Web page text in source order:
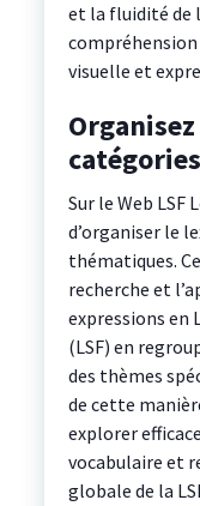
et la fluidité de
visuelle et
Sur le Web LSF
d’organiser le
thématiques.
recherche et
expressions en
(LSF) en
des thèmes
de cette
explorer
vocabulaire et
globale de la